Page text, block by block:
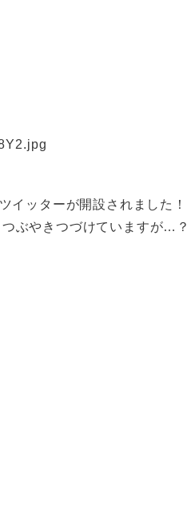
イッターが開設されました！
ぶやきつづけていますが…？